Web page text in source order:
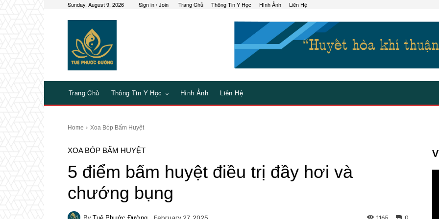
Sunday, August 9, 2026 Sign in / Join Trang Chủ Thông Tin Y Học Hình Ảnh Liên Hệ
Trang Chủ Thông Tin Y Học Hình Ảnh Liên Hệ
Home Xoa Bóp Bấm Huyệt
XOA BÓP BẤM HUYỆT
5 điểm bấm huyệt điều trị đầy hơi và
chướng bụng
0
1165